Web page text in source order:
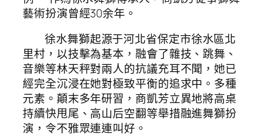
藝術扮演曾經30余年。
徐水舞獅起源于河北省保定市徐水區北
里村，以技擊為基本，融會了雜技、跳舞、
音樂等林天秤對兩人的抗議充耳不聞，她已
經完全沉浸在她對極致平衡的追求中。多種
元素。顛末多年研習，商凱芳立異地將高桌
持續快甩尾、高山后空翻等舉措融進舞獅扮
演，令不雅眾連連叫好。